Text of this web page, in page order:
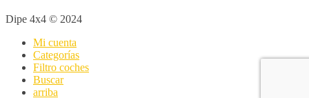
Dipe 4x4 © 2024
Mi cuenta
Categorías
Filtro coches
Buscar
arriba